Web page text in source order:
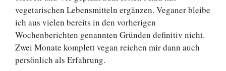
vegetarischen Lebensmitteln ergänzen. Veganer bleibe
ich aus vielen bereits in den vorherigen
Wochenberichten genannten Gründen definitiv nicht.
Zwei Monate komplett vegan reichen mir dann auch
persönlich als Erfahrung.